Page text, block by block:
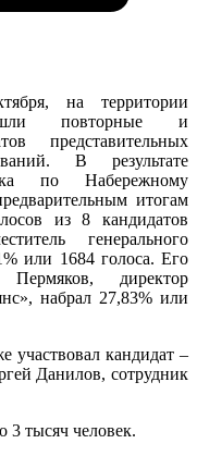
на территории
повторные и
представительных
В результате
по Набережному
итогам
из 8 кандидатов
генерального
или 1684 голоса. Его
директор
набрал 27,83% или
участвовал кандидат –
Данилов, сотрудник
3 тысяч человек.